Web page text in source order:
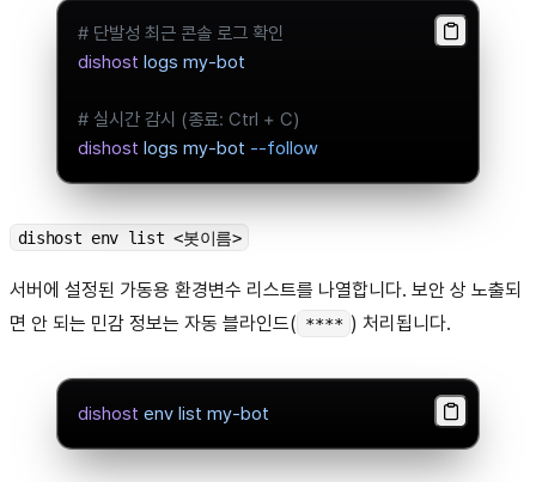
# 단발성 최근 콘솔 로그 확인
dishost logs my-bot
# 실시간 감시 (종료: Ctrl + C)
dishost logs my-bot --follow
dishost env list <봇이름>
서버에 설정된 가동용 환경변수 리스트를 나열합니다. 보안 상 노출되
면 안 되는 민감 정보는 자동 블라인드( **** ) 처리됩니다.
dishost env list my-bot